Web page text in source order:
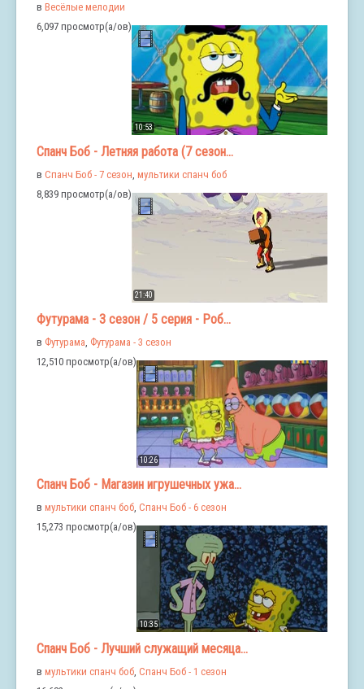
в Весёлые мелодии
6,097 просмотр(а/ов)
10:53
Спанч Боб - Летняя работа (7 сезон...
в Спанч Боб - 7 сезон, мультики спанч боб
8,839 просмотр(а/ов)
21:40
Футурама - 3 сезон / 5 серия - Роб...
в Футурама, Футурама - 3 сезон
12,510 просмотр(а/ов)
10:26
Спанч Боб - Магазин игрушечных ужа...
в мультики спанч боб Спанч Боб - 6 сезон
15,273 просмотр(а/ов)
10:35
Спанч Боб - Лучший служащий месяца...
в мультики спанч боб, Спанч Боб - 1 сезон